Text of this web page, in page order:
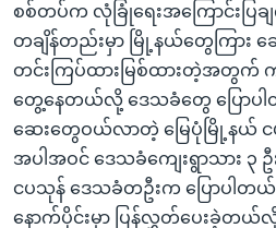
စစ်တပ်က လုံခြုံရေးအကြောင်းပြ
တချိန်တည်းမှာ မြို့နယ်တွေကြား
တင်းကြပ်ထားမြစ်ထားတဲ့အတွက်
တွေ့နေတယ်လို့ ဒေသခံတွေ ပြောပ
ဆေးတွေဝယ်လာတဲ့ မြေပုံမြို့နယ်
အပါအဝင် ဒေသခံကျေးရွာသား
ငပသုန် ဒေသခံတဦးက ပြောပါတ
နောက်ပိုင်းမှာ ပြန်လွှတ်ပေးခဲ့တယ်လို့